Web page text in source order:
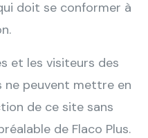
doit se conformer à
et les visiteurs des
ne peuvent mettre en
de ce site sans
de Flaco Plus.